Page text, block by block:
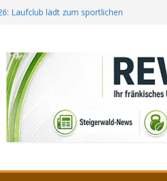
Laufclub lädt zum sportlichen
aus Bamberg unterstützt die
Das ist heuer geboten
Kreuzung ab 3.